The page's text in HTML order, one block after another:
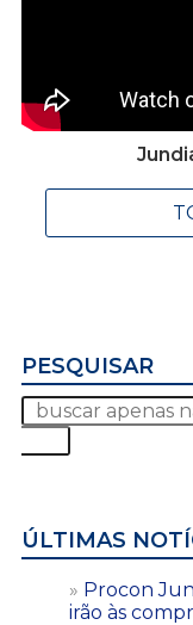
PESQUISAR
ÚLTIMAS
Procon
irão às